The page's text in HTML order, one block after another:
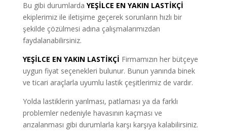
Bu gibi durumlarda YEŞİLCE EN YAKIN LASTİKÇİ
ekiplerimiz ile iletişime geçerek sorunların hızlı bir
şekilde çözülmesi adına çalışmalarımızdan
faydalanabilirsiniz.
YEŞİLCE EN YAKIN LASTİKÇİ Firmamızın her bütçeye
uygun fiyat seçenekleri bulunur. Bunun yanında binek
ve ticari araçlarla uyumlu lastik çeşitlerimiz de vardır.
Yolda lastiklerin yarılması, patlaması ya da farklı
problemler nedeniyle havasının kaçması ve
arızalanması gibi durumlarla karşı karşıya kalabilirsiniz.